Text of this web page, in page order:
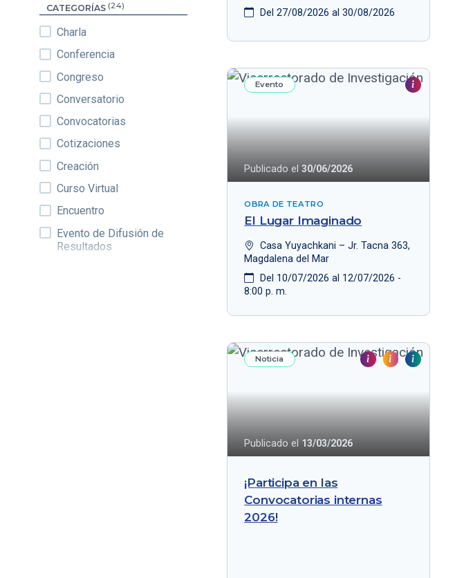
CATEGORÍAS (24)
Charla
Conferencia
Congreso
Conversatorio
Convocatorias
Cotizaciones
Creación
Curso Virtual
Encuentro
Evento de Difusión de
Resultados
Del 27/08/2026 al 30/08/2026
Evento
Publicado el30/06/2026
OBRA DE TEATRO
El Lugar Imaginado
Casa Yuyachkani – Jr. Tacna 363,
Magdalena del Mar
Del 10/07/2026 al 12/07/2026 -
8:00 p. m.
Noticia
Publicado el 13/03/2026
¡Participa en las
Convocatorias internas
2026!